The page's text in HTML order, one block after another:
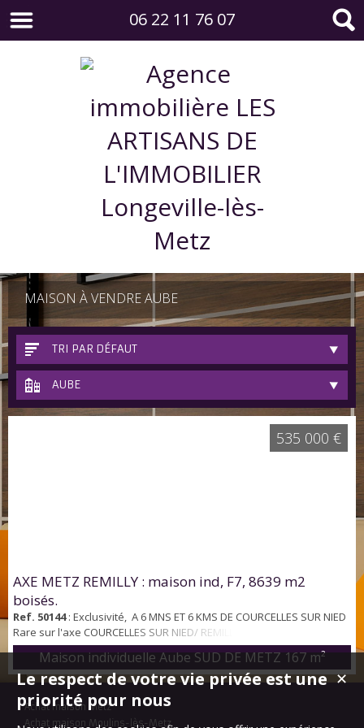
06 22 11 76 07
MAISON À VENDRE AUBE
TRI PAR DÉFAUT
AUBE
AXE METZ REMILLY : maison ind, F7, 8639 m2
boisés.
Ref. 50144: Exclusivité, A 6 MNS ET 6 KMS DE COURCELLES SUR NIED
Rare sur l'axe COURCELLES SUR NIED/ REMILLY, érigée sur un terrain
de 8639 m2 boisé avec petit étang et puits, villa F7, environ 194 m2
habitables + sous sol avec garage, piscine, isolation extérieure,
pompe à chaleur. Climatisation réversible. Sous-sol : un
dégagement avec placards, rangement, couloir, buanderie-
chaufferie ( PAC...
Maison individuelle Aube SUD DE METZ167 m²
535 000 €
Achat maison Metz
Achat maison Moulins-lès-Metz
✕
Le respect de votre vie privée est une
priorité pour nous